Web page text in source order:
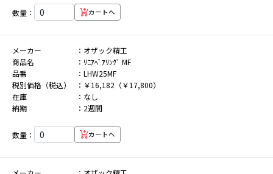
数量： カートへ
メーカー
オザック精工
商品名
ﾘﾆｱﾍﾞｱﾘﾝｸﾞ MF
品番
LHW25MF
税別価格（税込）
￥16,182（￥17,800）
在庫
なし
納期
2週間
数量： カートへ